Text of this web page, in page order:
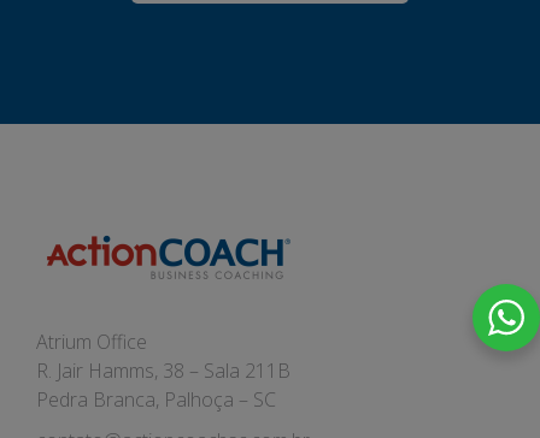
Atrium Office
R. Jair Hamms, 38 – Sala 211B
Pedra Branca, Palhoça – SC